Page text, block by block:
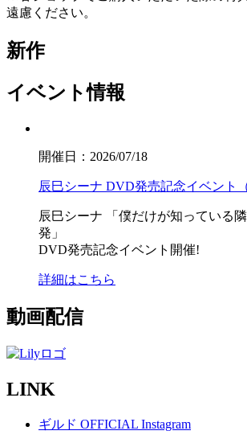
遠慮ください。
新作
イベント情報
開催日：2026/07/18
辰巳シーナ DVD発売記念イベント
辰巳シーナ
「僕だけが知っている
発」
DVD発売記念イベント開催!
詳細はこちら
動画配信
LINK
ギルド OFFICIAL Instagram